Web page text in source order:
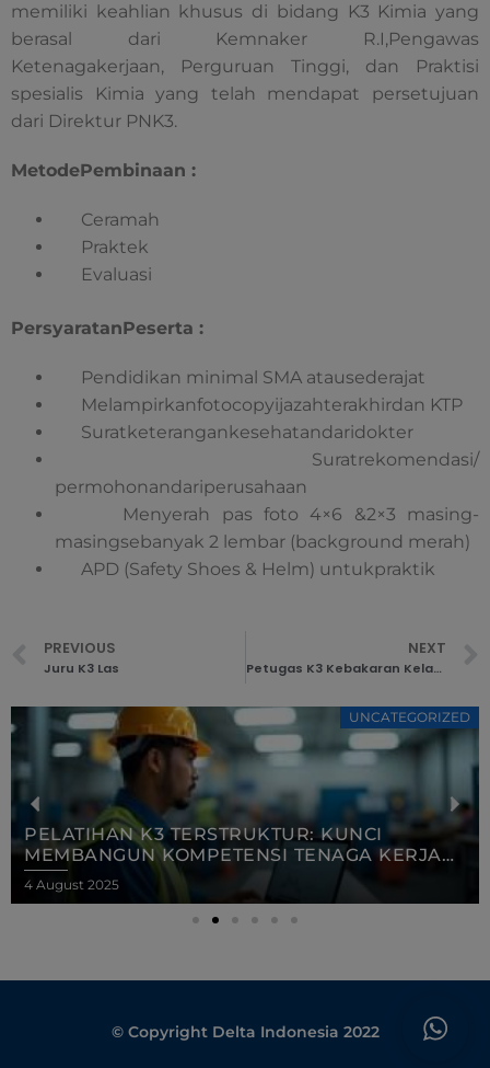
memiliki keahlian khusus di bidang K3 Kimia yang
berasal dari Kemnaker R.I,Pengawas
Ketenagakerjaan, Perguruan Tinggi, dan Praktisi
spesialis Kimia yang telah mendapat persetujuan
dari Direktur PNK3.
MetodePembinaan :
Ceramah
Praktek
Evaluasi
PersyaratanPeserta :
Pendidikan minimal SMA atausederajat
Melampirkanfotocopyijazahterakhirdan KTP
Suratketerangankesehatandaridokter
Suratrekomendasi/
permohonandariperusahaan
Menyerah pas foto 4×6 &2×3 masing-
masingsebanyak 2 lembar (background merah)
APD (Safety Shoes & Helm) untukpraktik
PREVIOUS
Juru K3 Las
NEXT
Petugas K3 Kebakaran Kelas D
UNCATEGORIZED
PELATIHAN K3 TERSTRUKTUR: KUNCI
MEMBANGUN KOMPETENSI TENAGA KERJA
DI ERA INDUSTRI 4.0
4 August 2025
© Copyright Delta Indonesia 2022